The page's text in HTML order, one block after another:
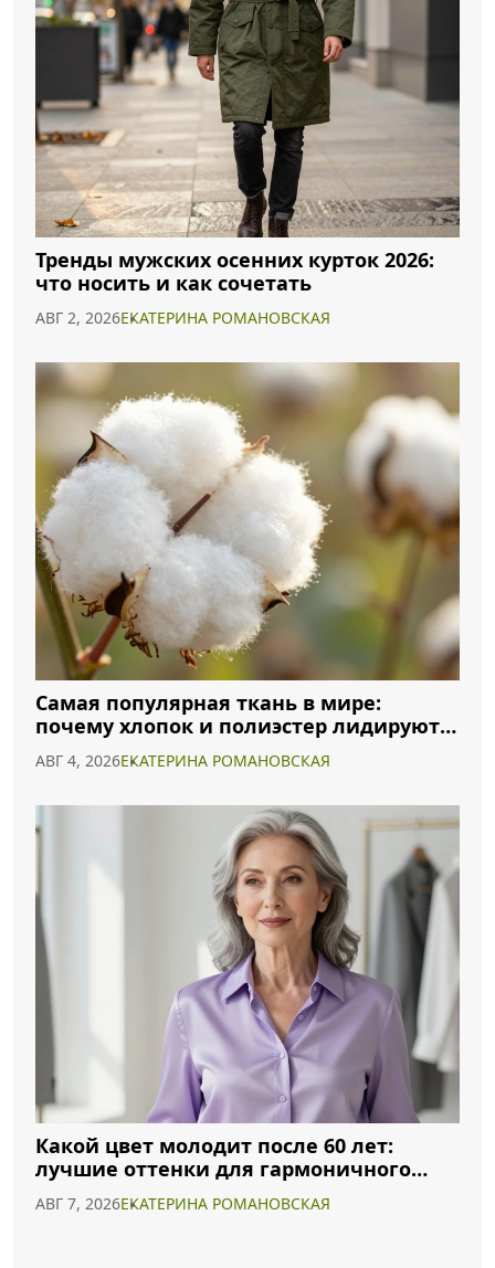
Тренды мужских осенних курток 2026:
что носить и как сочетать
АВГ 2, 2026ЕКАТЕРИНА РОМАНОВСКАЯ
Самая популярная ткань в мире:
почему хлопок и полиэстер лидируют в
АВГ 4, 2026ЕКАТЕРИНА РОМАНОВСКАЯ
Какой цвет молодит после 60 лет:
лучшие оттенки для гармоничного
АВГ 7, 2026ЕКАТЕРИНА РОМАНОВСКАЯ